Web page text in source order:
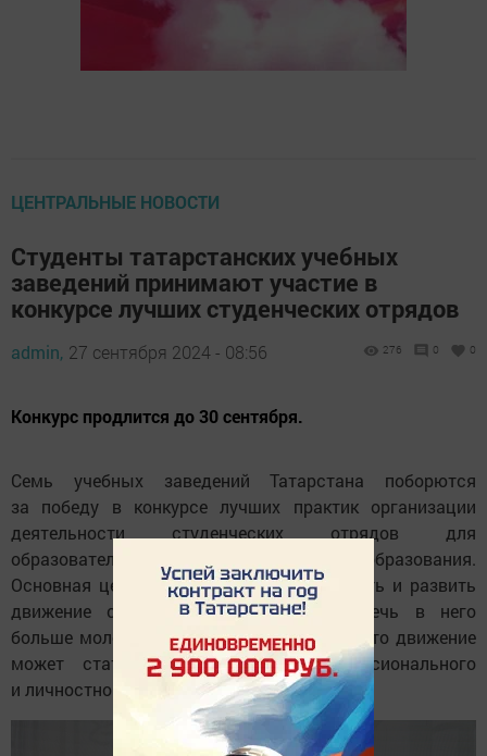
ЦЕНТРАЛЬНЫЕ НОВОСТИ
Студенты татарстанских учебных
заведений принимают участие в
конкурсе лучших студенческих отрядов
admin, 27 сентября 2024 - 08:56 276 0 0
Конкурс продлится до 30 сентября.
Семь учебных заведений Татарстана поборются
за победу в конкурсе лучших практик организации
деятельности студенческих отрядов для
образовательных организаций высшего образования.
Основная цель мероприятия — поддержать и развить
движение студенческих отрядов, привлечь в него
больше молодых людей и показать, что это движение
может стать площадкой для профессионального
и личностного роста.